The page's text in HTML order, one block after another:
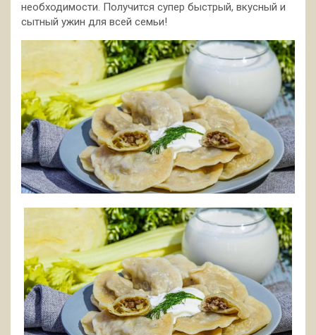
необходимости. Получится супер быстрый, вкусный и
сытный ужин для всей семьи!